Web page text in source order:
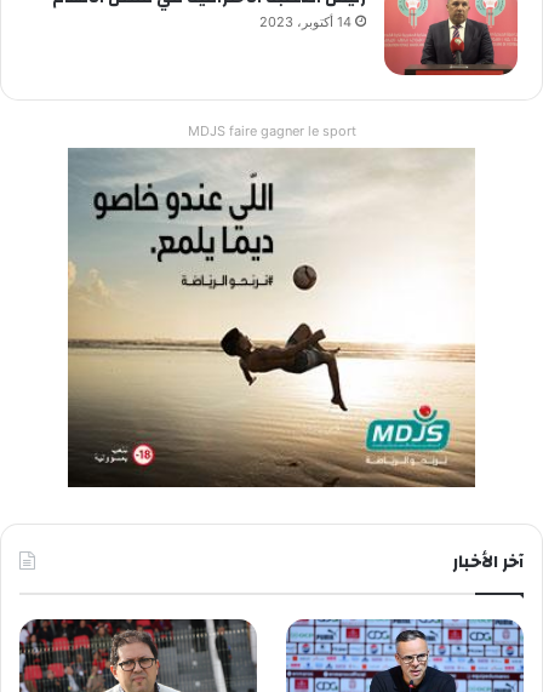
14 أكتوبر، 2023
MDJS faire gagner le sport
آخر الأخبار